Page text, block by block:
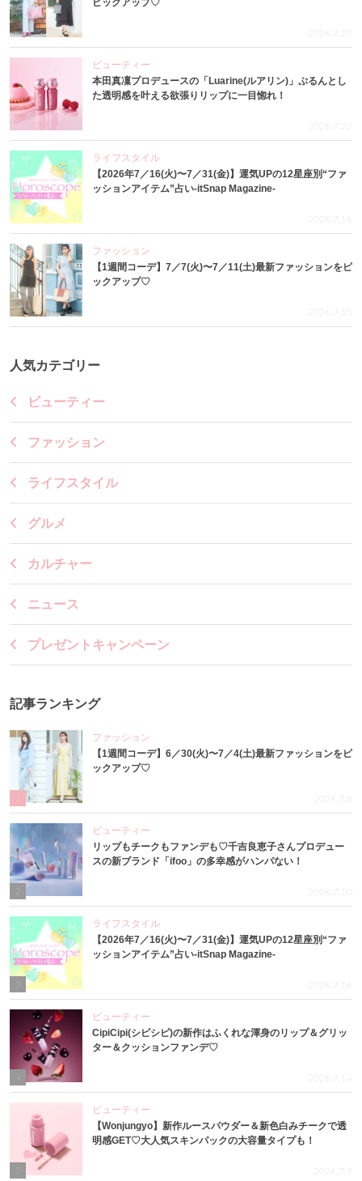
ピックアップ♡
2026.7.23
ビューティー
本田真凜プロデュースの「Luarine(ルアリン)」ぷるんとし
た透明感を叶える欲張りリップに一目惚れ！
2026.7.22
ライフスタイル
【2026年7／16(火)〜7／31(金)】運気UPの12星座別“ファ
ッションアイテム”占い-itSnap Magazine-
2026.7.16
ファッション
【1週間コーデ】7／7(火)〜7／11(土)最新ファッションをピ
ックアップ♡
2026.7.15
人気カテゴリー
ビューティー
ファッション
ライフスタイル
グルメ
カルチャー
ニュース
プレゼントキャンペーン
記事ランキング
ファッション
【1週間コーデ】6／30(火)〜7／4(土)最新ファッションをピ
ックアップ♡
2026.7.8
ビューティー
リップもチークもファンデも♡千吉良恵子さんプロデュー
スの新ブランド「ifoo」の多幸感がハンパない！
2026.7.10
3
ライフスタイル
【2026年7／16(火)〜7／31(金)】運気UPの12星座別“ファ
ッションアイテム”占い-itSnap Magazine-
2026.7.16
4
ビューティー
CipiCipi(シピシピ)の新作はふくれな渾身のリップ＆グリッ
ター＆クッションファンデ♡
2026.7.14
ビューティー
【Wonjungyo】新作ルースパウダー＆新色白みチークで透
明感GET♡大人気スキンパックの大容量タイプも！
2026.7.9